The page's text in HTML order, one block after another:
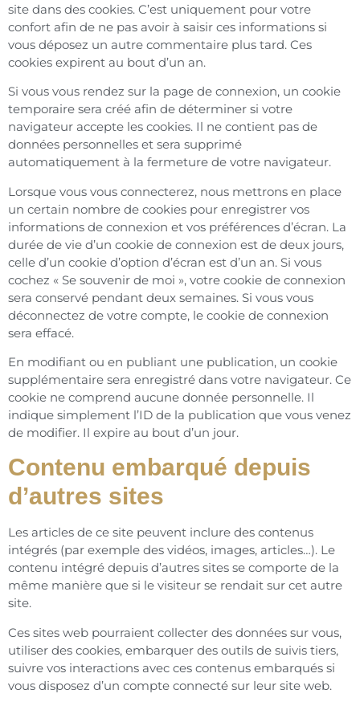
site dans des cookies. C’est uniquement pour votre
confort afin de ne pas avoir à saisir ces informations si
vous déposez un autre commentaire plus tard. Ces
cookies expirent au bout d’un an.
Si vous vous rendez sur la page de connexion, un cookie
temporaire sera créé afin de déterminer si votre
navigateur accepte les cookies. Il ne contient pas de
données personnelles et sera supprimé
automatiquement à la fermeture de votre navigateur.
Lorsque vous vous connecterez, nous mettrons en place
un certain nombre de cookies pour enregistrer vos
informations de connexion et vos préférences d’écran. La
durée de vie d’un cookie de connexion est de deux jours,
celle d’un cookie d’option d’écran est d’un an. Si vous
cochez « Se souvenir de moi », votre cookie de connexion
sera conservé pendant deux semaines. Si vous vous
déconnectez de votre compte, le cookie de connexion
sera effacé.
En modifiant ou en publiant une publication, un cookie
supplémentaire sera enregistré dans votre navigateur. Ce
cookie ne comprend aucune donnée personnelle. Il
indique simplement l’ID de la publication que vous venez
de modifier. Il expire au bout d’un jour.
Contenu embarqué depuis
d’autres sites
Les articles de ce site peuvent inclure des contenus
intégrés (par exemple des vidéos, images, articles…). Le
contenu intégré depuis d’autres sites se comporte de la
même manière que si le visiteur se rendait sur cet autre
site.
Ces sites web pourraient collecter des données sur vous,
utiliser des cookies, embarquer des outils de suivis tiers,
suivre vos interactions avec ces contenus embarqués si
vous disposez d’un compte connecté sur leur site web.